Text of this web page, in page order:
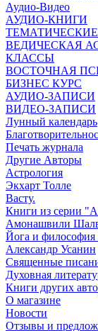
Аудио-Видео
АУДИО-КНИГИ
ВЕДИЧЕСКАЯ
КЛАССЫ
ВОСТОЧНАЯ
БИЗНЕС КУРС
АУДИО-ЗАПИСИ
ВИДЕО-ЗАПИСИ
Лунный календарь
Печать журнала
Другие Aвторы
Астрология
Экхарт Толле
Васту.
Книги из серии
Амонашвили
Йога и
Александр Усанин
Священные
Духовная
Книги других
О магазине
Новости
Отзывы и